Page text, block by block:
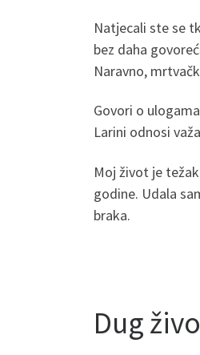
Natjecali ste se
bez daha
Naravno,
Govori o
Larini odnosi
Moj život je
godine. Udala
braka.
Dug